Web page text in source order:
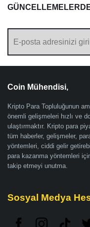
Coin Mühendisi,
Kripto Para Topluluğunun
önemli gelişmeleri hızlı ve
ulaştırmaktır. Kripto para
tüm haberler, gelişmeler,
yöntemleri, ciddi gelir
para kazanma yöntemleri
takip etmeyi unutma.
Sosyal Medya